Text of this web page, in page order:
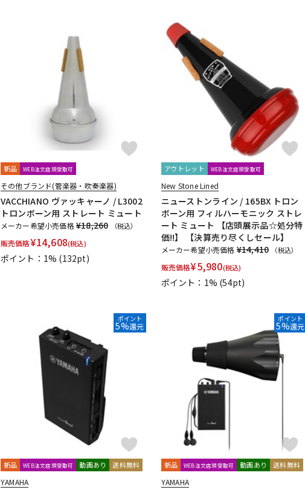
GAT Custom Brass
New York Stage 1
新品 WEB注文店頭受取可
その他ブランド(管楽器・吹奏楽器)
VACCHIANO ヴァッキャーノ / L3002
トロンボーン用 ストレート ミュート
メーカー希望小売価格¥18,260 （税込）
販売価格¥14,608(税込)
ポイント：1% (132pt)
アウトレット WEB注文店頭受取可
New Stone Lined
ニューストンライン / 165BX トロン
ボーン用 フィルハーモニック ストレ
ート ミュート 【店頭展示品☆処分特
価!!】 【決算売り尽くしセール】
メーカー希望小売価格 ¥14,410 （税込）
販売価格¥5,980(税込)
ポイント：1% (54pt)
ポイント
5%還元
新品 WEB注文店頭受取可 動画あり 送料無料
YAMAHA
ポイント
5%還元
新品 WEB注文店頭受取可 動画あり 送料無料
YAMAHA